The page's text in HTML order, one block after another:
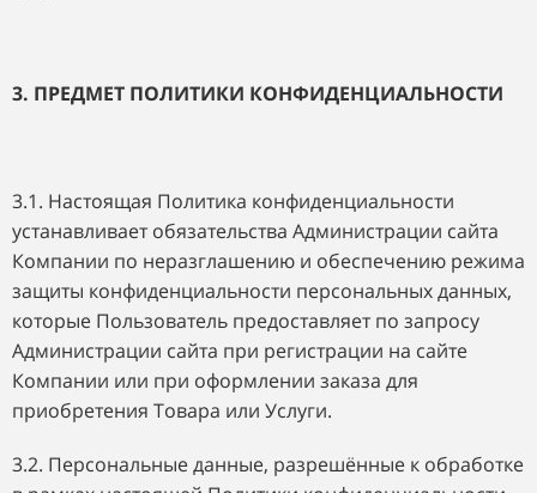
3. ПРЕДМЕТ ПОЛИТИКИ КОНФИДЕНЦИАЛЬНОСТИ
3.1. Настоящая Политика конфиденциальности
устанавливает обязательства Администрации сайта
Компании по неразглашению и обеспечению режима
защиты конфиденциальности персональных данных,
которые Пользователь предоставляет по запросу
Администрации сайта при регистрации на сайте
Компании или при оформлении заказа для
приобретения Товара или Услуги.
3.2. Персональные данные, разрешённые к обработке